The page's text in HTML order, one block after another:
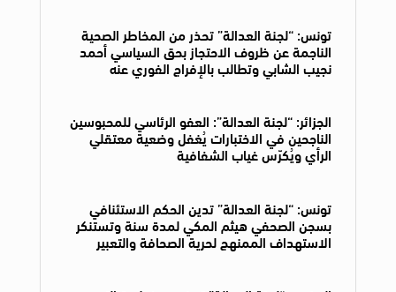
تونس: “لجنة العدالة” تحذر من المخاطر الصحية
الناجمة عن ظروف الاحتجاز بحق السياسي أحمد
نجيب الشابي وتطالب بالإفراج الفوري عنه
الجزائر: “لجنة العدالة”: العفو الرئاسي للمحبوسين
الناجحين في الاختبارات يُغفل وضعية معتقلي
الرأي ويُكرّس غياب الشفافية
تونس: “لجنة العدالة” تدين الحكم الاستئنافي
بسجن الصحفي هيثم المكي لمدة سنة وتستنكر
الاستهداف الممنهج لحرية الصحافة والتعبير